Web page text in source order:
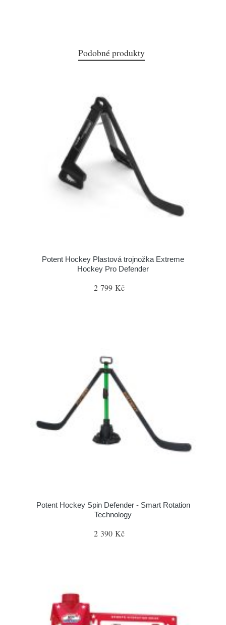
Podobné produkty
Potent Hockey Plastová trojnožka Extreme
Hockey Pro Defender
2 799 Kč
Potent Hockey Spin Defender - Smart Rotation
Technology
2 390 Kč